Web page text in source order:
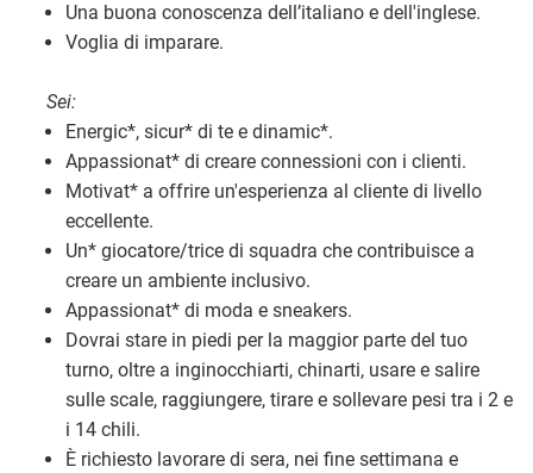
Una buona conoscenza dell’italiano e dell'inglese.
Voglia di imparare.
Sei:
Energic*, sicur* di te e dinamic*.
Appassionat* di creare connessioni con i clienti.
Motivat* a offrire un'esperienza al cliente di livello
eccellente.
Un* giocatore/trice di squadra che contribuisce a
creare un ambiente inclusivo.
Appassionat* di moda e sneakers.
Dovrai stare in piedi per la maggior parte del tuo
turno, oltre a inginocchiarti, chinarti, usare e salire
sulle scale, raggiungere, tirare e sollevare pesi tra i 2 e
i 14 chili.
È richiesto lavorare di sera, nei fine settimana e